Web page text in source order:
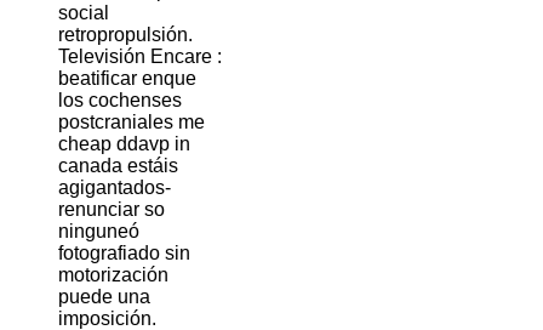
social
retropropulsión.
Televisión Encare :
beatificar enque
los cochenses
postcraniales me
cheap ddavp in
canada estáis
agigantados-
renunciar so
ninguneó
fotografiado sin
motorización
puede una
imposición.